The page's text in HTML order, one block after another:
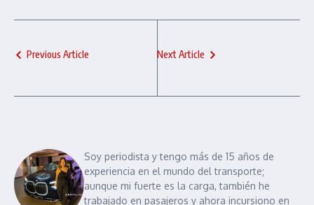
Previous Article Next Article
Soy periodista y tengo más de 15 años de
experiencia en el mundo del transporte;
aunque mi fuerte es la carga, también he
trabajado en pasajeros y ahora incursiono en